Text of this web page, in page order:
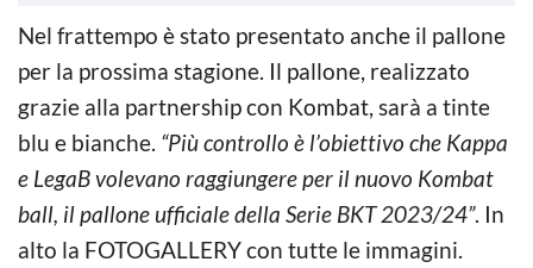
Nel frattempo è stato presentato anche il pallone
per la prossima stagione. Il pallone, realizzato
grazie alla partnership con Kombat, sarà a tinte
blu e bianche. “Più controllo è l’obiettivo che Kappa
e LegaB volevano raggiungere per il nuovo Kombat
ball, il pallone ufficiale della Serie BKT 2023/24”. In
alto la FOTOGALLERY con tutte le immagini.